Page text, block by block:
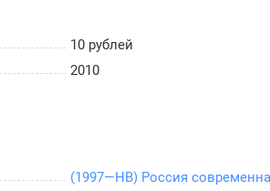
10 рублей
2010
(1997—НВ) Россия